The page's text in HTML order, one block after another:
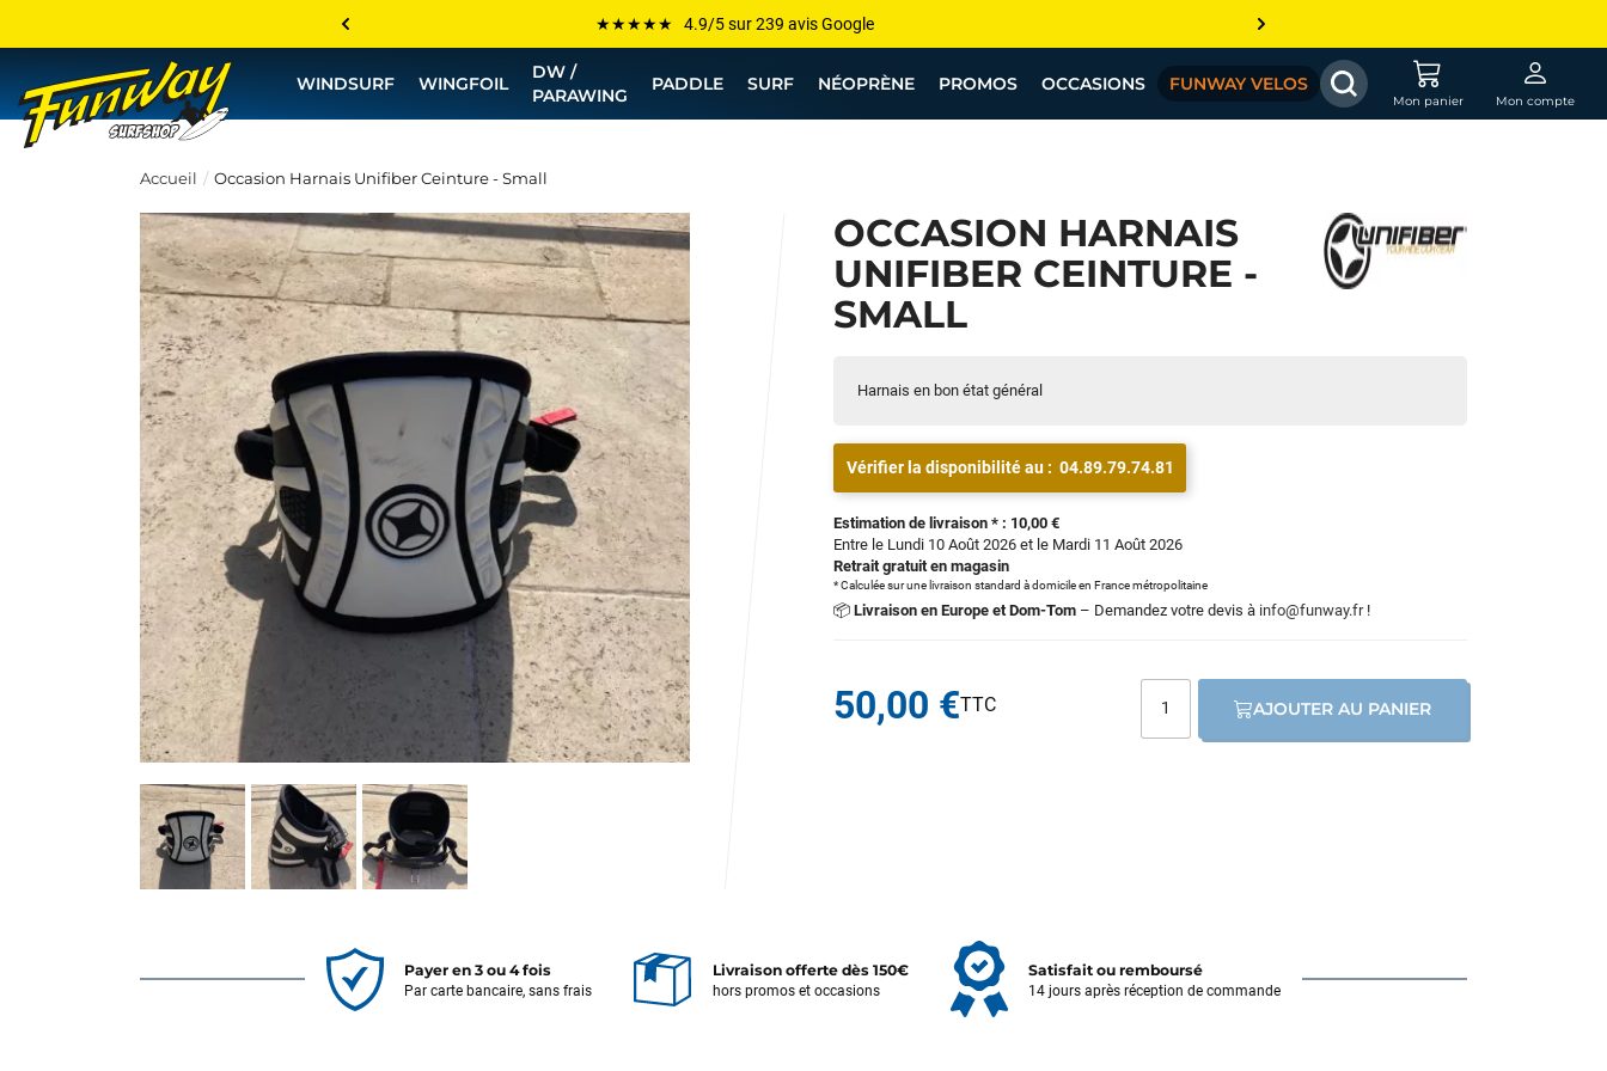
Les plus grandes marques sont chez Funway
Jusqu’à -75% de remise sur le windsurf, wingfoil, etc...
💰 Meilleur prix garanti — Moins cher ailleurs ? On s’aligne !
WINDSURF WINGFOIL
DW /
PARAWING
PADDLE SURF NÉOPRÈNE PROMOS OCCASIONS FUNWAY VELOS
Mon panier Mon compte
Accueil Occasion Harnais Unifiber Ceinture - Small
OCCASION HARNAIS
UNIFIBER CEINTURE -
SMALL
Harnais en bon état général
Vérifier la disponibilité au : 04.89.79.74.81
Estimation de livraison * : 10,00 €
Entre le Lundi 10 Août 2026 et le Mardi 11 Août 2026
Retrait gratuit en magasin
* Calculée sur une livraison standard à domicile en France métropolitaine
📦 Livraison en Europe et Dom-Tom – Demandez votre devis à info@funway.fr!
50,00 € AJOUTER AU PANIER
Payer en 3 ou 4 fois
Par carte bancaire, sans frais
Livraison offerte dès 150€
hors promos et occasions
Satisfait ou remboursé
14 jours après réception de commande